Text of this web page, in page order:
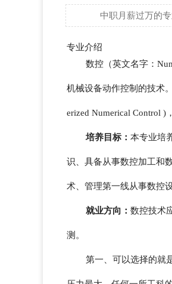
中职月薪过万的
专业介绍
数控（英文名字：
机械设备动作控制的技术
erized Numerical Control )
培养目标： 本专业培
识、具备从事数控加工和
术、管理第一线从事数控
就业方向： 数控技术
测。
第一、可以选择的就